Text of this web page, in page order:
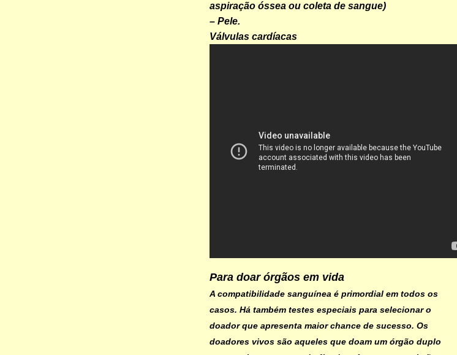
aspiração óssea ou coleta de sangue)
– Pele.
Válvulas cardíacas
Para doar órgãos em vida
A compatibilidade sanguínea é primordial em todos os
casos. Há também testes especiais para selecionar o
doador que apresenta maior chance de sucesso. Os
doadores vivos são aqueles que doam um órgão duplo